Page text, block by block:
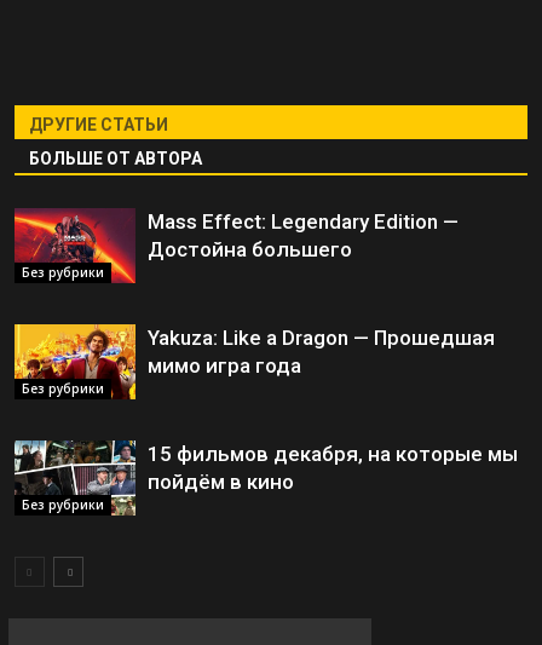
ДРУГИЕ СТАТЬИ
БОЛЬШЕ ОТ АВТОРА
Без рубрики
Mass Effect: Legendary Edition —
Достойна большего
Без рубрики
Yakuza: Like a Dragon — Прошедшая
мимо игра года
Без рубрики
15 фильмов декабря, на которые мы
пойдём в кино